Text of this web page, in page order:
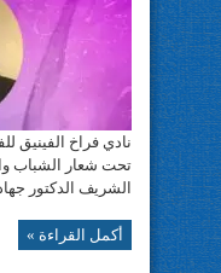
نادي فراخ الفينيق
تحت شعار الشباب
الشريف الدكتور
أكمل القراءة »